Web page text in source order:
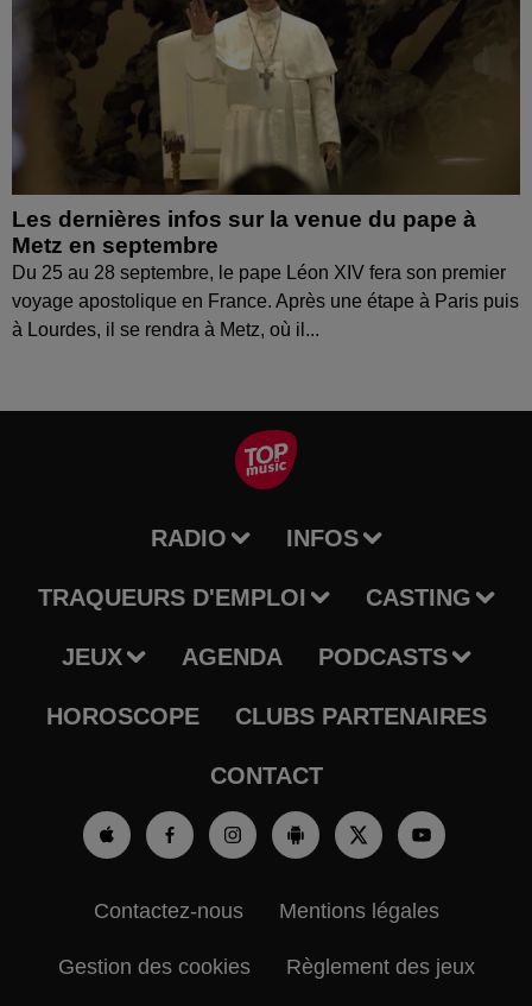
Les dernières infos sur la venue du pape à
Metz en septembre
Du 25 au 28 septembre, le pape Léon XIV fera son premier
voyage apostolique en France. Après une étape à Paris puis
à Lourdes, il se rendra à Metz, où il...
RADIO INFOS
TRAQUEURS D'EMPLOI CASTING
JEUX AGENDA PODCASTS
HOROSCOPE CLUBS PARTENAIRES
CONTACT
Contactez-nous Mentions légales
Gestion des cookies Règlement des jeux